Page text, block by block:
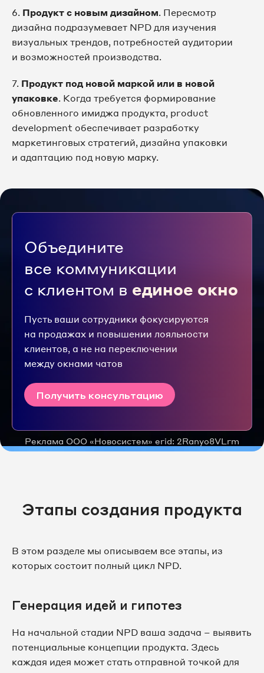
6. Продукт с новым дизайном. Пересмотр
дизайна подразумевает NPD для изучения
визуальных трендов, потребностей аудитории
и возможностей производства.
7. Продукт под новой маркой или в новой
упаковке. Когда требуется формирование
обновленного имиджа продукта, product
development обеспечивает разработку
маркетинговых стратегий, дизайна упаковки
и адаптацию под новую марку.
Объедините
все коммуникации
с клиентом в единое окно
Пусть ваши сотрудники фокусируются
на продажах и повышении лояльности
клиентов, а не на переключении
между окнами чатов
Получить консультацию
Реклама ООО «Новосистем» erid: 2Ranyo8VLrm
Этапы создания продукта
В этом разделе мы описываем все этапы, из
которых состоит полный цикл NPD.
Генерация идей и гипотез
На начальной стадии NPD ваша задача – выявить
потенциальные концепции продукта. Здесь
каждая идея может стать отправной точкой для